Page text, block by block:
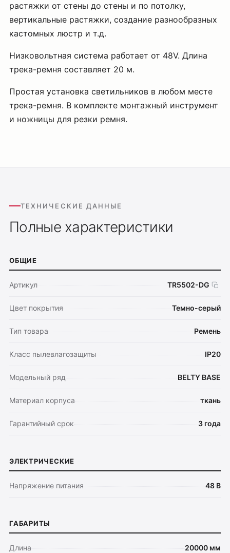
растяжки от стены до стены и по потолку,
вертикальные растяжки, создание разнообразных
кастомных люстр и т.д.
Низковольтная система работает от 48V. Длина
трека-ремня составляет 20 м.
Простая установка светильников в любом месте
трека-ремня. В комплекте монтажный инструмент
и ножницы для резки ремня.
ТЕХНИЧЕСКИЕ ДАННЫЕ
Полные характеристики
ОБЩИЕ
Артикул TR5502-DG
Цвет покрытия Темно-серый
Тип товара Ремень
Класс пылевлагозащиты IP20
Модельный ряд BELTY BASE
Материал корпуса ткань
Гарантийный срок 3 года
ЭЛЕКТРИЧЕСКИЕ
Напряжение питания 48 В
ГАБАРИТЫ
Длина 20000 мм